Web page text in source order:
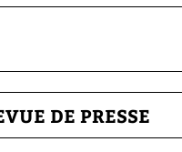
DE PRESSE